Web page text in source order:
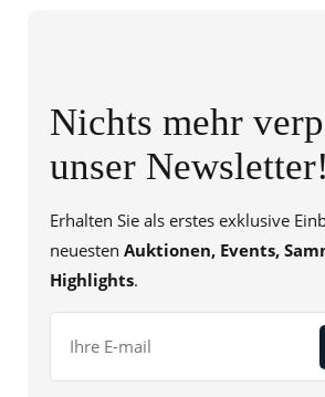
Nichts mehr
unser Newsletter!
Erhalten Sie als erstes exklusive
neuesten Auktionen, Events,
Highlights.